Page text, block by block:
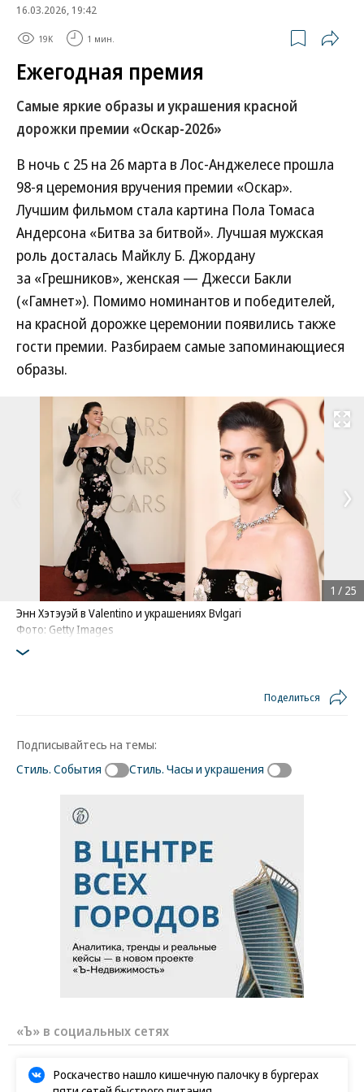
16.03.2026, 19:42
19K 1 мин.
Ежегодная премия
Самые яркие образы и украшения красной
дорожки премии «Оскар-2026»
В ночь с 25 на 26 марта в Лос-Анджелесе прошла
98-я церемония вручения премии «Оскар».
Лучшим фильмом стала картина Пола Томаса
Андерсона «Битва за битвой». Лучшая мужская
роль досталась Майклу Б. Джордану
за «Грешников», женская — Джесси Бакли
(«Гамнет»). Помимо номинантов и победителей,
на красной дорожке церемонии появились также
гости премии. Разбираем самые запоминающиеся
образы.
Развернуть
Энн Хэтэуэй в Valentino и украшениях Bvlgari
Фото: Getty Images
1 / 25
Поделиться
Подписывайтесь на темы:
Стиль. События
Стиль. Часы и украшения
«Ъ» в социальных сетях
Роскачество нашло кишечную палочку в бургерах